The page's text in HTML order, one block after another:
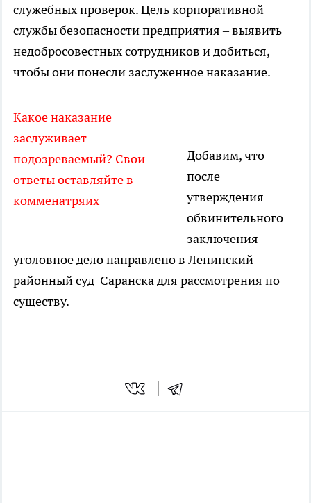
служебных проверок. Цель корпоративной
службы безопасности предприятия – выявить
недобросовестных сотрудников и добиться,
чтобы они понесли заслуженное наказание.
Какое наказание
заслуживает
подозреваемый? Свои
ответы оставляйте в
комменатряих
Добавим, что
после
утверждения
обвинительного
заключения
уголовное дело направлено в Ленинский
районный суд Саранска для рассмотрения по
существу.